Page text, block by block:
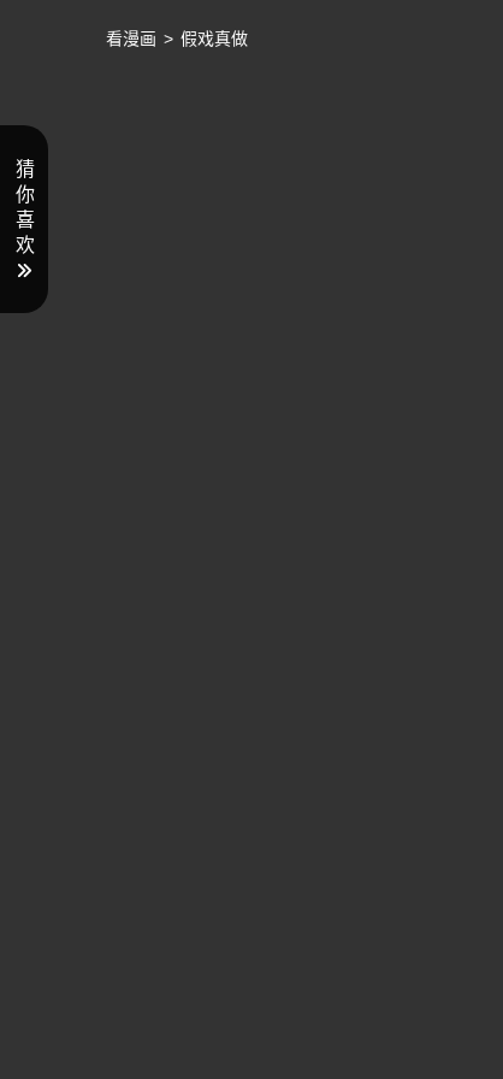
看漫画 > 假戏真做
猜
你
喜
欢